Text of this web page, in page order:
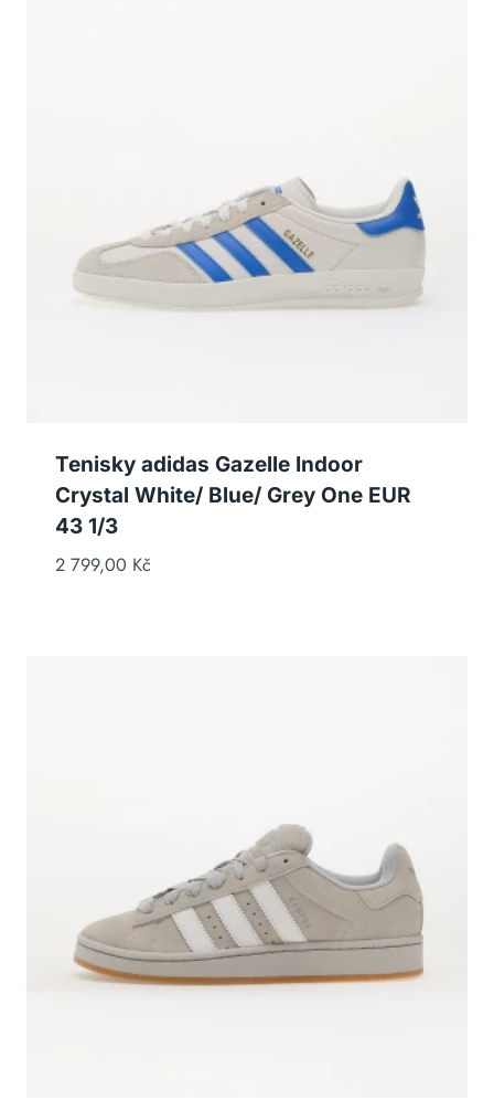
Tenisky adidas Gazelle Indoor
Crystal White/ Blue/ Grey One EUR
43 1/3
2 799,00 Kč